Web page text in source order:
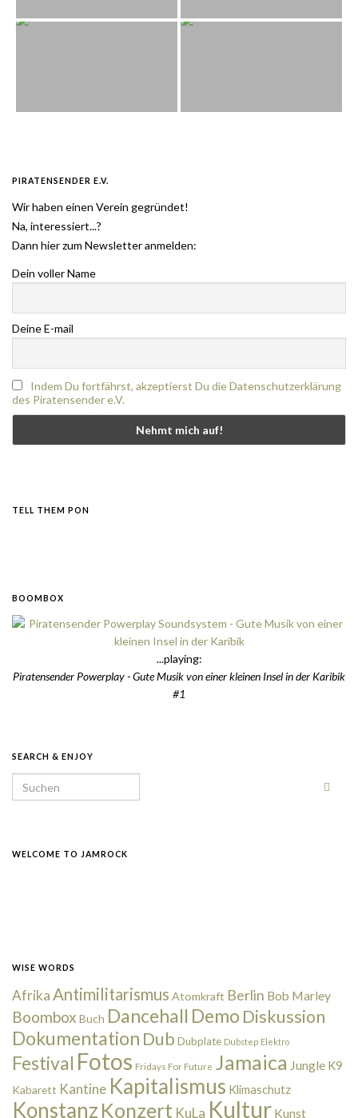
PIRATENSENDER E.V.
Wir haben einen Verein gegründet!
Na, interessiert...?
Dann hier zum Newsletter anmelden:
Dein voller Name
Deine E-mail
Indem Du fortfährst, akzeptierst Du die Datenschutzerklärung
des Piratensender e.V.
TELL THEM PON
BOOMBOX
...playing:
Piratensender Powerplay - Gute Musik von einer kleinen Insel in der Karibik
#1
SEARCH & ENJOY
Search for:
WELCOME TO JAMROCK
WISE WORDS
AfrikaAntimilitarismus Atomkraft Berlin Bob Marley
Boombox Buch Dancehall Demo Diskussion
Dokumentation Dub Dubplate Dubstep Elektro
Festival Fotos Fridays For Future Jamaica Jungle K9
Kabarett Kantine Kapitalismus Klimaschutz
Konstanz Konzert KuLa Kultur Kunst